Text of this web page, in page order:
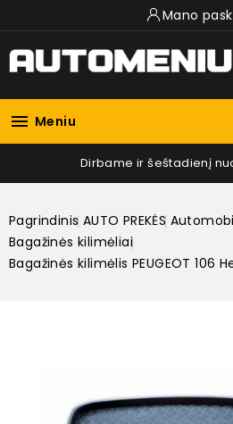
Mano
 Meniu
Dirbame ir šeštadienį
Pagrindinis AUTO PREKĖS
Bagažinės kilimėliai
Bagažinės kilimėlis PEUGEOT 106